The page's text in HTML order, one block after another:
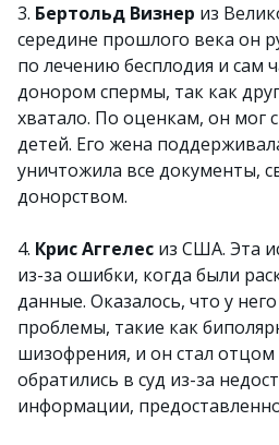
3. Бертольд Визнер из
середине прошлого века он
по лечению бесплодия и сам
донором спермы, так как
хватало. По оценкам, он мог
детей. Его жена
уничтожила все документы,
донорством.
4. Крис Аггелес из США. Эта
из-за ошибки, когда были
данные. Оказалось, что у
проблемы, такие как
шизофрения, и он стал отцом
обратились в суд из-за
информации,